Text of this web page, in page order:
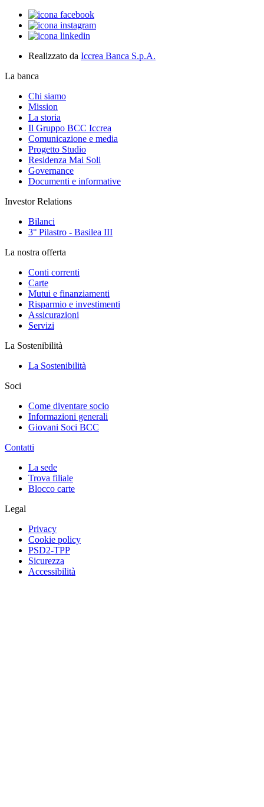
Realizzato da Iccrea Banca S.p.A.
La banca
Chi siamo
Mission
La storia
Il Gruppo BCC Iccrea
Comunicazione e media
Progetto Studio
Residenza Mai Soli
Governance
Documenti e informative
Investor Relations
Bilanci
3° Pilastro - Basilea III
La nostra offerta
Conti correnti
Carte
Mutui e finanziamenti
Risparmio e investimenti
Assicurazioni
Servizi
La Sostenibilità
La Sostenibilità
Soci
Come diventare socio
Informazioni generali
Giovani Soci BCC
Contatti
La sede
Trova filiale
Blocco carte
Legal
Privacy
Cookie policy
PSD2-TPP
Sicurezza
Accessibilità